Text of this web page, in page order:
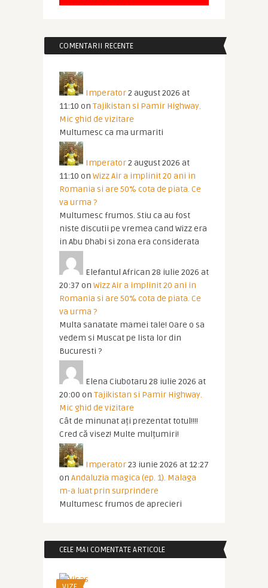
COMENTARII RECENTE
Imperator2 august 2026 at
11:10 on Tajikistan si Pamir Highway.
Mic ghid de vizitare
Multumesc ca ma urmariti
Imperator2 august 2026 at
11:10 on Wizz Air a implinit 20 ani in
Romania si are 50% cota de piata. Ce
va urma ?
Multumesc frumos. Stiu ca au fost
niste discutii pe vremea cand Wizz era
in Abu Dhabi si zona era considerata
Elefantul African 28 iulie 2026 at
20:37 on Wizz Air a implinit 20 ani in
Romania si are 50% cota de piata. Ce
va urma ?
Multa sanatate mamei tale! Oare o sa
vedem si Muscat pe lista lor din
Bucuresti ?
Elena Ciubotaru 28 iulie 2026 at
20:00 on Tajikistan si Pamir Highway.
Mic ghid de vizitare
Cât de minunat ați prezentat totul!!!!
Cred că visez! Multe mulțumiri!
Imperator23 iunie 2026 at 12:27
on Andaluzia magica (ep. 1). Malaga
m-a luat prin surprindere
Multumesc frumos de aprecieri
CELE MAI COMENTATE ARTICOLE